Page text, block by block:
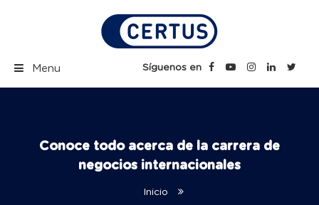
Certus Blog | Carreras
Menu Síguenos en
Conoce todo acerca de la carrera de
negocios internacionales
Inicio